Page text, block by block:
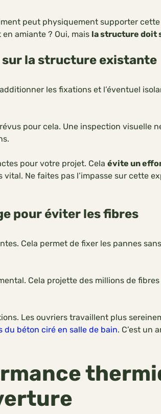
peut physiquement supporter
amiante ? Oui, mais la structure doit
sur la structure existante
les fixations et l’éventuel
pour cela. Une inspection visuelle
pour votre projet. Cela évite un
vital. Ne faites pas l’impasse sur cette
pour éviter les fibres
Cela permet de fixer les pannes sans
Cela projette des millions de
Les ouvriers travaillent plus
béton ciré en salle de bain. C’est un